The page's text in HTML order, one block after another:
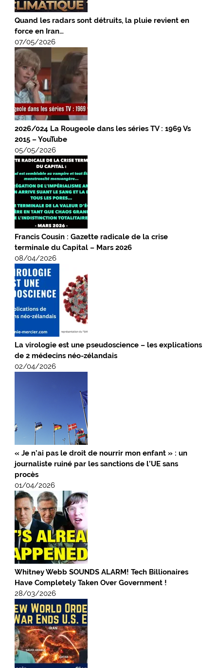
Quand les radars sont détruits, la pluie revient en
force en Iran…
07/05/2026
2026/024 La Rougeole dans les séries TV : 1969 Vs
2015 – YouTube
05/05/2026
Francis Cousin : Gazette radicale de la crise
terminale du Capital – Mars 2026
08/04/2026
La virologie est une pseudoscience – les explications
de 2 médecins néo-zélandais
02/04/2026
« Je n’ai pas le droit de nourrir mon enfant » : un
journaliste ruiné par les sanctions de l’UE sans
procès
01/04/2026
Whitney Webb SOUNDS ALARM! Tech Billionaires
Have Completely Taken Over Government !
28/03/2026